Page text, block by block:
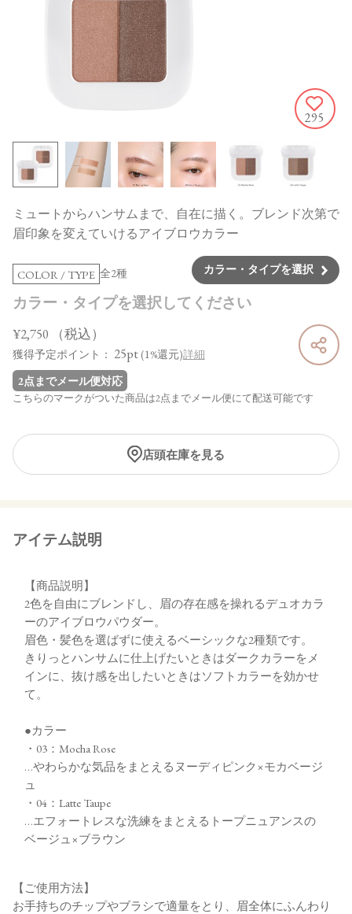
295
ミュートからハンサムまで、自在に描く。ブレンド次第で
眉印象を変えていけるアイブロウカラー
COLOR / TYPE 全2種 カラー・タイプを選択
カラー・タイプを選択してください
¥2,750 （税込）
獲得予定ポイント： 25pt (1%還元)詳細
2点までメール便対応
こちらのマークがついた商品は2点までメール便にて配送可能です
店頭在庫を見る
アイテム説明
【商品説明】
2色を自由にブレンドし、眉の存在感を操れるデュオカラ
ーのアイブロウパウダー。
眉色・髪色を選ばずに使えるベーシックな2種類です。
きりっとハンサムに仕上げたいときはダークカラーをメ
インに、抜け感を出したいときはソフトカラーを効かせ
て。
●カラー
・03：Mocha Rose
…やわらかな気品をまとえるヌーディピンク×モカベージ
ュ
・04：Latte Taupe
…エフォートレスな洗練をまとえるトープニュアンスの
ベージュ×ブラウン
【ご使用方法】
お手持ちのチップやブラシで適量をとり、眉全体にふんわり